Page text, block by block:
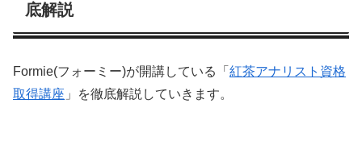
底解説
Formie(フォーミー)が開講している「 紅茶アナリスト資格
取得講座 」を徹底解説していきます。